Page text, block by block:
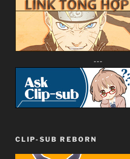
---
CLIP-SUB REBORN